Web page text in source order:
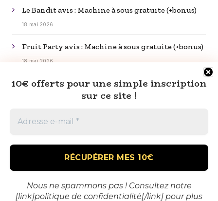
10€ offerts pour une simple inscription
sur ce site !
Nous ne spammons pas ! Consultez notre
[link]politique de confidentialité[/link] pour plus
Le Bandit avis : Machine à sous gratuite (+bonus)
18 mai 2026
Fruit Party avis : Machine à sous gratuite (+bonus)
18 mai 2026
Rip City avis : Machine à sous gratuite (+bonus)